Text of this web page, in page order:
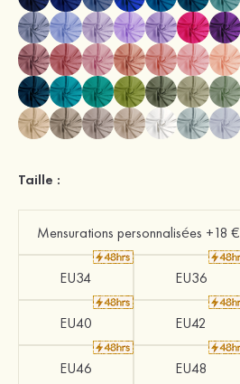
Taille :
Mensurations personnalisées +18 €
EU34 EU36
EU40 EU42
EU46 EU48